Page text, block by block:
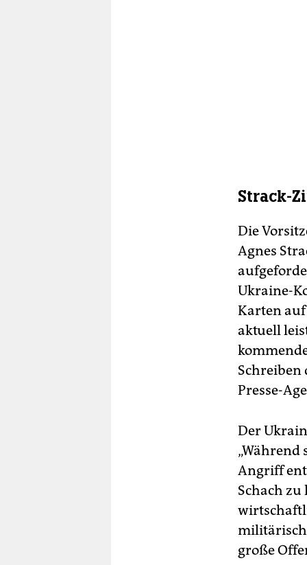
Strack-
Die
Agnes
Ukraine-
Karten auf
aktuell
Schreiben
Presse-
Der
Angriff
Schach
große